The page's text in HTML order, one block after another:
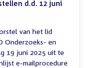
d.d. 12 juni
van het lid
Onderzoeks- en
19 juni 2025 uit te
e-mailprocedure